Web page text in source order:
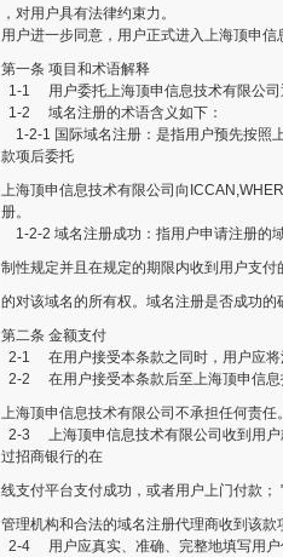
，对用户具有法律约束力。
用户进一步同意，用户正式进入上海顶申
第一条 项目和术语解释
1-1 用户委托上海顶申信息技术有限公司
1-2 域名注册的术语含义如下：
1-2-1 国际域名注册：是指用户预先按照
款项后委托
上海顶申信息技术有限公司向
册。
1-2-2 域名注册成功：指用户申请注册的
制性规定并且在规定的期限内收到用户支
的对该域名的所有权。域名注册是否成功的
第二条 金额支付
2-1 在用户接受本条款之同时，用户应将
2-2 在用户接受本条款后至上海顶申信息
上海顶申信息技术有限公司不承担任何责任
2-3 上海顶申信息技术有限公司收到用户
过招商银行的在
线支付平台支付成功，或者用户上门付款
管理机构和合法的域名注册代理商收到该款
2-4 用户应真实、准确、完整地填写用户